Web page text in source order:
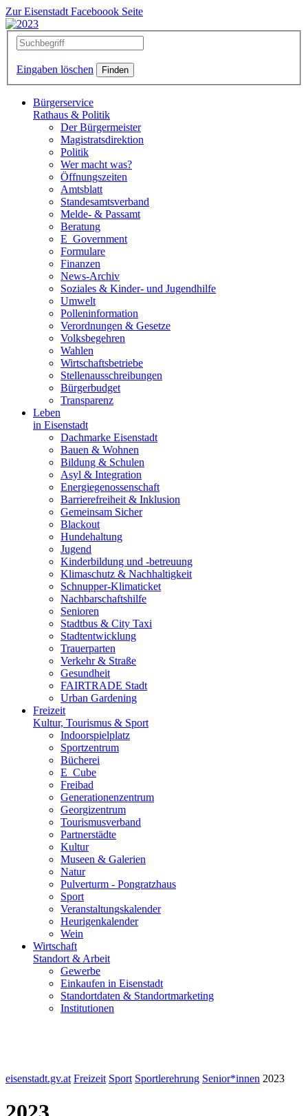
Zur Eisenstadt Faceboook Seite
Eingaben löschen
Bürgerservice
Rathaus & Politik
Der Bürgermeister
Magistratsdirektion
Politik
Wer macht was?
Öffnungszeiten
Amtsblatt
Standesamtsverband
Melde- & Passamt
Beratung
E_Government
Formulare
Finanzen
News-Archiv
Soziales & Kinder- und Jugendhilfe
Umwelt
Polleninformation
Verordnungen & Gesetze
Volksbegehren
Wahlen
Wirtschaftsbetriebe
Stellenausschreibungen
Bürgerbudget
Transparenz
Leben
in Eisenstadt
Dachmarke Eisenstadt
Bauen & Wohnen
Bildung & Schulen
Asyl & Integration
Energiegenossenschaft
Barrierefreiheit & Inklusion
Gemeinsam Sicher
Blackout
Hundehaltung
Jugend
Kinderbildung und -betreuung
Klimaschutz & Nachhaltigkeit
Schnupper-Klimaticket
Nachbarschaftshilfe
Senioren
Stadtbus & City Taxi
Stadtentwicklung
Trauerparten
Verkehr & Straße
Gesundheit
FAIRTRADE Stadt
Urban Gardening
Freizeit
Kultur, Tourismus & Sport
Indoorspielplatz
Sportzentrum
Bücherei
E_Cube
Freibad
Generationenzentrum
Georgizentrum
Tourismusverband
Partnerstädte
Kultur
Museen & Galerien
Natur
Pulverturm - Pongratzhaus
Sport
Veranstaltungskalender
Heurigenkalender
Wein
Wirtschaft
Standort & Arbeit
Gewerbe
Einkaufen in Eisenstadt
Standortdaten & Standortmarketing
Institutionen
eisenstadt.gv.at Freizeit Sport Sportlerehrung Senior*innen 2023